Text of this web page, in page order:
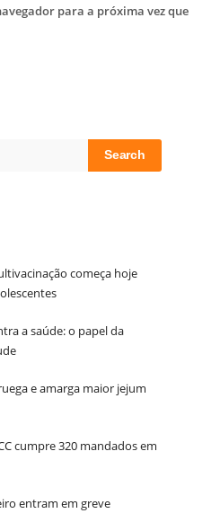
para a próxima vez que
começa hoje
a saúde: o papel da
e amarga maior jejum
cumpre 320 mandados em
entram em greve